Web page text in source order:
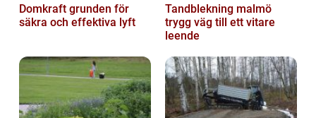
Domkraft grunden för
säkra och effektiva lyft
Tandblekning malmö
trygg väg till ett vitare
leende